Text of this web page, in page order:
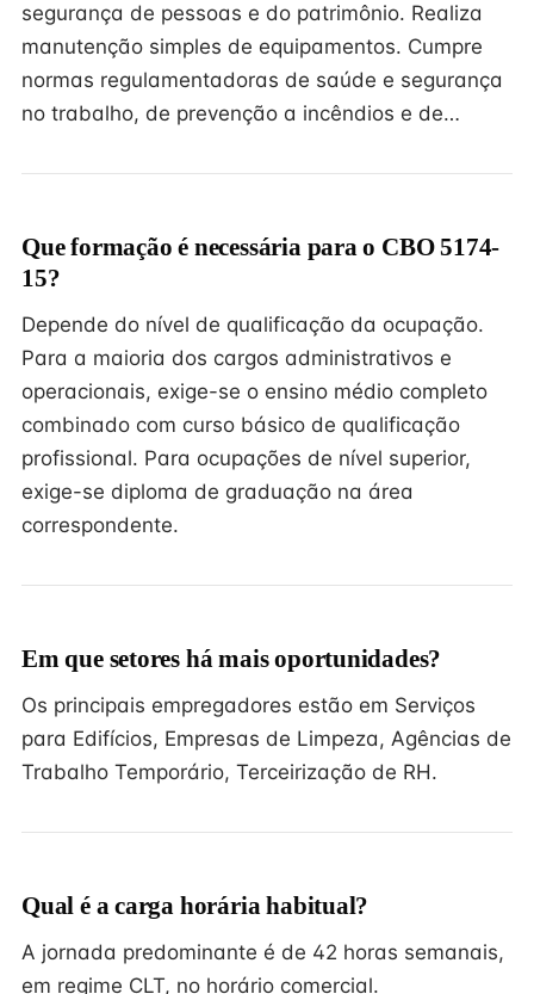
segurança de pessoas e do patrimônio. Realiza
manutenção simples de equipamentos. Cumpre
normas regulamentadoras de saúde e segurança
no trabalho, de prevenção a incêndios e de…
Que formação é necessária para o CBO 5174-
15?
Depende do nível de qualificação da ocupação.
Para a maioria dos cargos administrativos e
operacionais, exige-se o ensino médio completo
combinado com curso básico de qualificação
profissional. Para ocupações de nível superior,
exige-se diploma de graduação na área
correspondente.
Em que setores há mais oportunidades?
Os principais empregadores estão em Serviços
para Edifícios, Empresas de Limpeza, Agências de
Trabalho Temporário, Terceirização de RH.
Qual é a carga horária habitual?
A jornada predominante é de 42 horas semanais,
em regime CLT, no horário comercial.